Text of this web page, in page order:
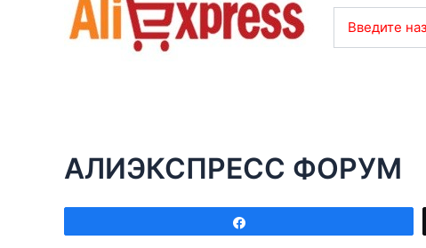
Введите
АЛИЭКСПРЕСС ФОРУМ